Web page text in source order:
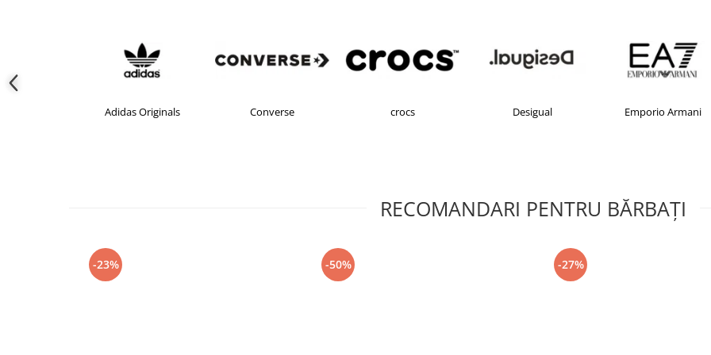
Adidas Originals Converse crocs Desigual Emporio Armani
RECOMANDARI PENTRU BĂRBAŢI
-23% -50% -27%